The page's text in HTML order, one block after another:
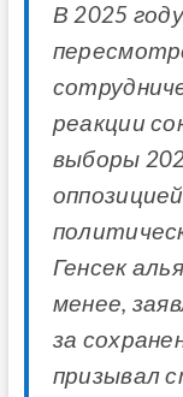
В 2025
реакции
выборы
Генсек
менее,
за
призывал